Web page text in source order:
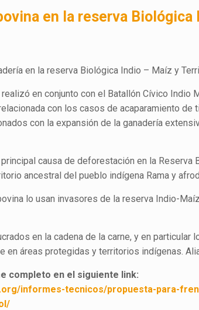
en la reserva
en la reserva Biológica Indio – Maíz y
en conjunto con el Batallón Cívico Indio
con los casos de acaparamiento
con la expansión de la ganadería
causa de deforestación en la
ancestral del pueblo indígena Rama y
lo usan invasores de la reserva Indio-
en la cadena de la carne, y en particular
en áreas protegidas y territorios indígenas.
completo en el siguiente link:
informes-tecnicos/propuesta-para-